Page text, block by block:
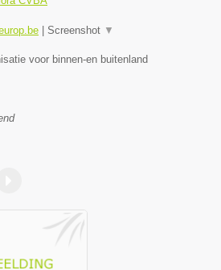
| Screenshot ▼
voor binnen-en buitenland